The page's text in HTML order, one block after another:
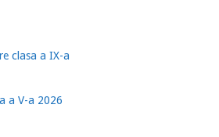
clasa a IX-a
a V-a 2026